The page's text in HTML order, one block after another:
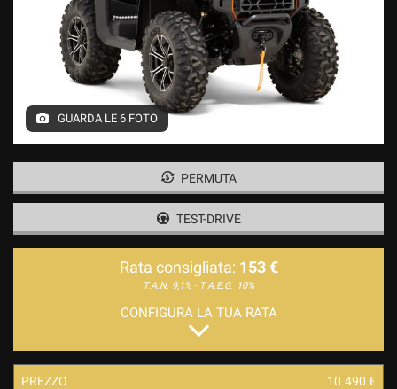
GUARDA LE 6 FOTO
PERMUTA
TEST-DRIVE
Rata consigliata: 153 €
T.A.N. 9,1% - T.A.E.G. 10%
CONFIGURA LA TUA RATA
PREZZO 10.490 €